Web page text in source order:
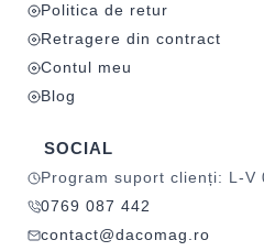
Politica de retur
Retragere din contract
Contul meu
Blog
SOCIAL
Program suport clienți: L-V
0769 087 442
contact@dacomag.ro